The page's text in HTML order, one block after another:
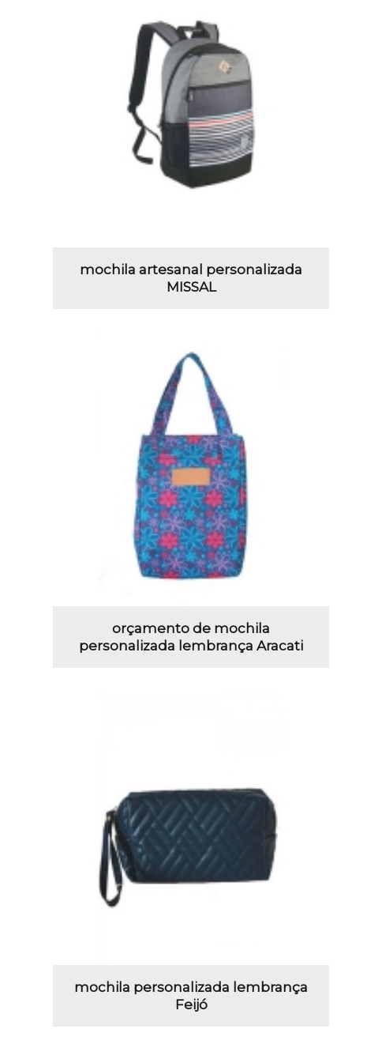
mochila artesanal personalizada
MISSAL
orçamento de mochila
personalizada lembrança Aracati
mochila personalizada lembrança
Feijó